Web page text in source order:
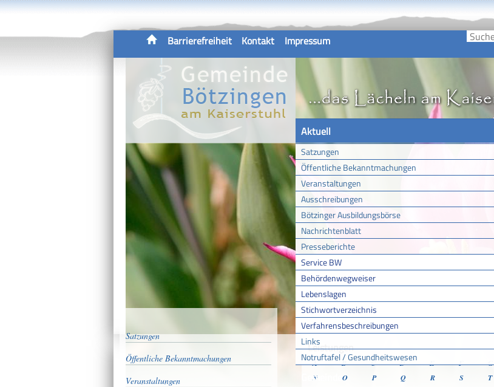
Barrierefreiheit Kontakt Impressum
Aktuell
Satzungen
Öffentliche Bekanntmachungen
Veranstaltungen
Ausschreibungen
Bötzinger Ausbildungsbörse
Nachrichtenblatt
Presseberichte
Service BW
Behördenwegweiser
Lebenslagen
Stichwortverzeichnis
Verfahrensbeschreibungen
Links
Notruftafel / Gesundheitswesen
Gemeinde
Satzungen
Öffentliche Bekanntmachungen
Veranstaltungen
Sie sind hier:Startseite /Aktuell /Service BW
Leistungen
A B C D E F G
N
O P Q R S T